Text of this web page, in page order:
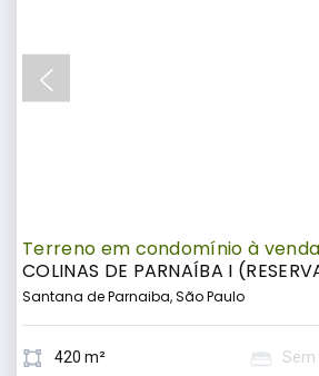
Terreno em condomínio à
COLINAS DE PARNAÍBA I
Santana de Parnaiba, São Paulo
420 m²
Sem